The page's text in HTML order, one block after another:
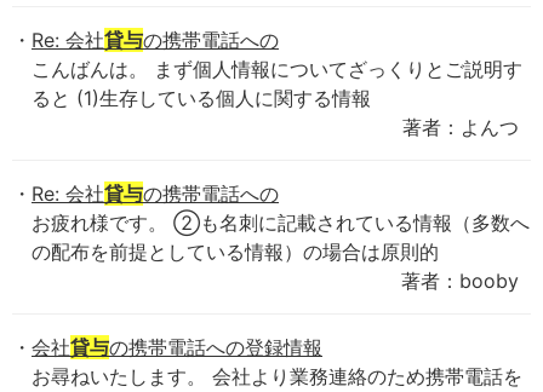
Re: 会社貸与の携帯電話への
こんばんは。 まず個人情報についてざっくりとご説明す
ると (1)生存している個人に関する情報
著者：よんつ
Re: 会社貸与の携帯電話への
お疲れ様です。 ②も名刺に記載されている情報（多数へ
の配布を前提としている情報）の場合は原則的
著者：booby
会社貸与の携帯電話への登録情報
お尋ねいたします。 会社より業務連絡のため携帯電話を